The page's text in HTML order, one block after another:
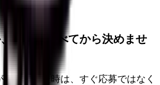
条件を比べてから決めませ
くなった時は、すぐ応募ではなく